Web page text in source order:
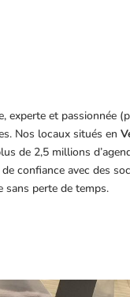
experte et passionnée
Nos locaux situés en
de 2,5 millions
confiance avec des
sans perte de temps.